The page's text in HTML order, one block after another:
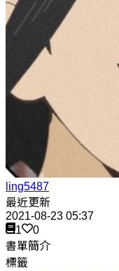
ling5487
最近更新
2021-08-23 05:37
1
0
書單簡介
標籤